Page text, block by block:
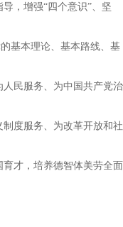
，增强“四个意识”、坚
基本理论、基本路线、基
民服务、为中国共产党治
度服务、为改革开放和社
才，培养德智体美劳全面